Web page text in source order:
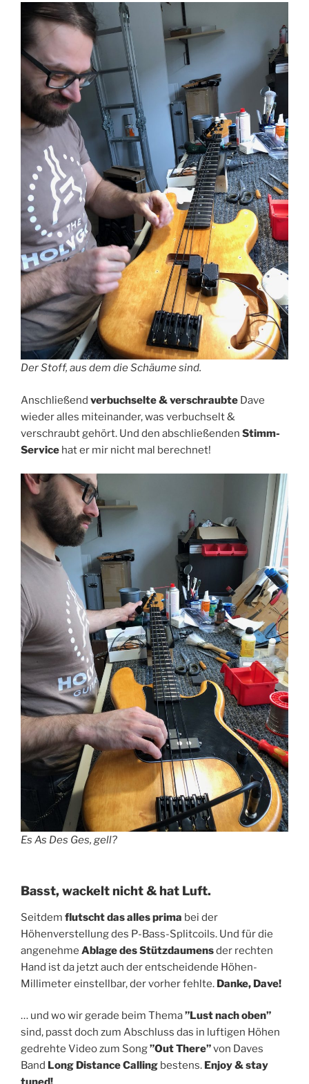
Der Stoff, aus dem die Schäume sind.
Anschließend verbuchselte & verschraubte Dave
wieder alles miteinander, was verbuchselt &
verschraubt gehört. Und den abschließenden Stimm-
Service hat er mir nicht mal berechnet!
Es As Des Ges, gell?
Basst, wackelt nicht & hat Luft.
Seitdem flutscht das alles prima bei der
Höhenverstellung des P-Bass-Splitcoils. Und für die
angenehme Ablage des Stützdaumensder rechten
Hand ist da jetzt auch der entscheidende Höhen-
Millimeter einstellbar, der vorher fehlte. Danke, Dave!
… und wo wir gerade beim Thema”Lust nach oben”
sind, passt doch zum Abschluss das in luftigen Höhen
gedrehte Video zum Song”Out There”von Daves
Band Long Distance Calling bestens. Enjoy & stay